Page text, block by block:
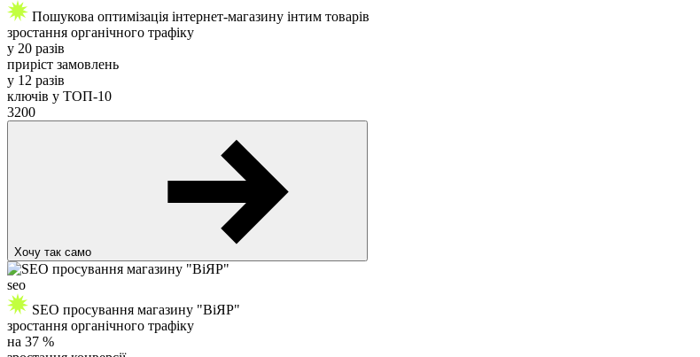
Пошукова оптимізація інтернет-магазину інтим товарів
зростання органічного трафіку
у 20 разів
приріст замовлень
у 12 разів
ключів у ТОП-10
3200
Хочу так само
seo
SEO просування магазину "ВіЯР"
зростання органічного трафіку
на 37 %